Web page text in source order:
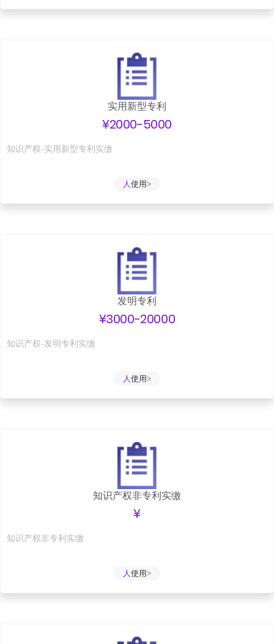
实用新型专利
¥2000-5000
知识产权-实用新型专利实缴
人使用>
发明专利
¥3000-20000
知识产权-发明专利实缴
人使用>
知识产权非专利实缴
¥
知识产权非专利实缴
人使用>